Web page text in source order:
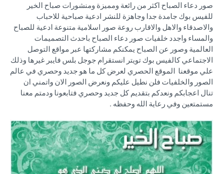
صور دعاء الصباح اكثر من رائعة ومميزة ومنشورات صباح الخير
للفيس بوك جامدة جدا وجاهزة للنشر ادعية صباحية للاحباب
والاصدقاء والاهل والاقارب روعة صور اسلامية متنوعة ادعية للصباح
والمساء واجدد خلفيات صور دعاء الصباح باحدث التصميمات
العالمية وصور عن الصباح يمكنكم مشاركتها عبر مواقع التوصل
الاجتماعي كالفيس بوك تويتر انستقرام جوجل بلس فايبر غيرها وذلك
علي موقعنا الموقع الحصري لعرض كل ما هو جديد وحصري في عالم
الصور والخلفيات فلن نطيل عليكم ونعرض الصور الان واتمني ان
تنال اعجابكم ونعدكم بتقديم كل جديد وحصري فتابعونا ودمتم معنا
مستمتعين وفي رعاية الله وحفظه .